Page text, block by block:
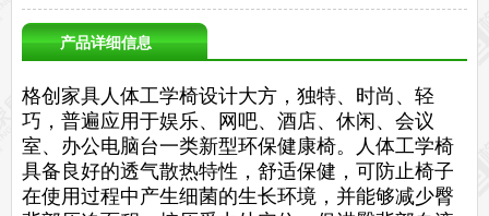
产品详细信息
格创家具人体工学椅设计大方，独特、时尚、轻
巧，普遍应用于娱乐、网吧、酒店、休闲、会议
室、办公电脑台一类新型环保健康椅。人体工学椅
具备良好的透气散热特性，舒适保健，可防止椅子
在使用过程中产生细菌的生长环境，并能够减少臀